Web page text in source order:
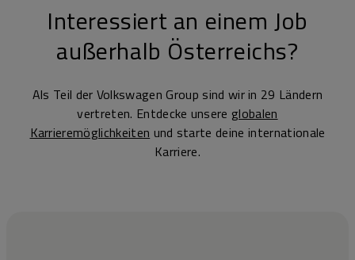
Interessiert an einem Job
außerhalb Österreichs?
Als Teil der Volkswagen Group sind wir in 29 Ländern
vertreten. Entdecke unsere globalen
Karrieremöglichkeiten und starte deine internationale
Karriere.